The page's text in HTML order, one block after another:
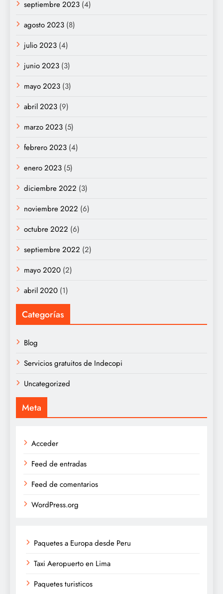
septiembre 2023 (4)
agosto 2023 (8)
julio 2023 (4)
junio 2023 (3)
mayo 2023 (3)
abril 2023 (9)
marzo 2023 (5)
febrero 2023 (4)
enero 2023 (5)
diciembre 2022 (3)
noviembre 2022 (6)
octubre 2022 (6)
septiembre 2022 (2)
mayo 2020 (2)
abril 2020 (1)
Categorías
Blog
Servicios gratuitos de Indecopi
Uncategorized
Meta
Acceder
Feed de entradas
Feed de comentarios
WordPress.org
Paquetes a Europa desde Peru
Taxi Aeropuerto en Lima
Paquetes turisticos